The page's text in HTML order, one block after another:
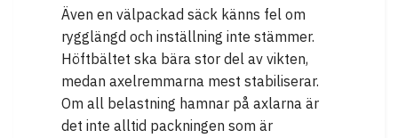
Även en välpackad säck känns fel om
rygglängd och inställning inte stämmer.
Höftbältet ska bära stor del av vikten,
medan axelremmarna mest stabiliserar.
Om all belastning hamnar på axlarna är
det inte alltid packningen som är